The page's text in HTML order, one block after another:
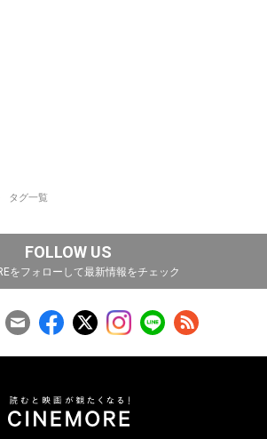
タグ一覧
FOLLOW US
をフォローして最新情報をチェック